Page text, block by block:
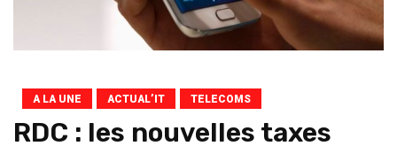
A LA UNE ACTUAL’IT TELECOMS
RDC : les nouvelles taxes